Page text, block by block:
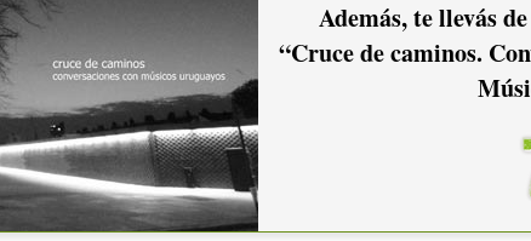
Además, te llevás
“Cruce de caminos.